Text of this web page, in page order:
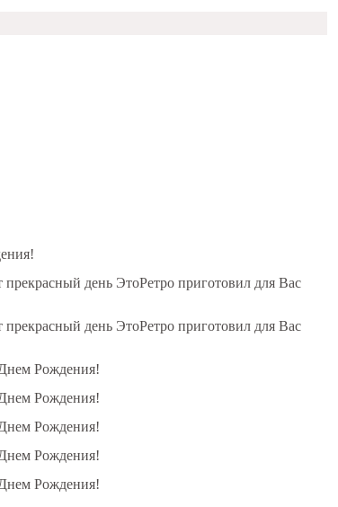
день ЭтоРетро приготовил для Вас
день ЭтоРетро приготовил для Вас
Рождения!
Рождения!
Рождения!
Рождения!
Рождения!